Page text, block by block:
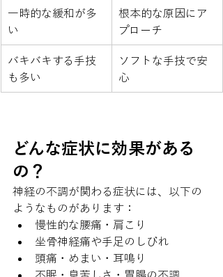
一時的な緩和が多
い
根本的な原因にア
プローチ
バキバキする手技
も多い
ソフトな手技で安
心
どんな症状に効果がある
の？
神経の不調が関わる症状には、以下の
ようなものがあります：
慢性的な腰痛・肩こり
坐骨神経痛や手足のしびれ
頭痛・めまい・耳鳴り